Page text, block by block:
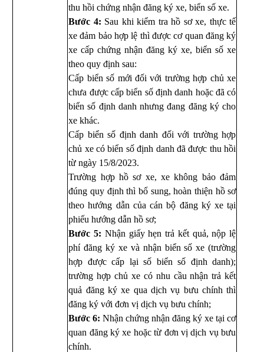
thu hồi chứng nhận đăng ký xe, biển số xe.
Bước 4: Sau khi kiểm tra hồ sơ xe, thực tế
xe đảm bảo hợp lệ thì được cơ quan đăng ký
xe cấp chứng nhận đăng ký xe, biển số xe
theo quy định sau:
Cấp biển số mới đối với trường hợp chủ xe
chưa được cấp biển số định danh hoặc đã có
biển số định danh nhưng đang đăng ký cho
xe khác.
Cấp biển số định danh đối với trường hợp
chủ xe có biển số định danh đã được thu hồi
từ ngày 15/8/2023.
Trường hợp hồ sơ xe, xe không bảo đảm
đúng quy định thì bổ sung, hoàn thiện hồ sơ
theo hướng dẫn của cán bộ đăng ký xe tại
phiếu hướng dẫn hồ sơ;
Bước 5: Nhận giấy hẹn trả kết quả, nộp lệ
phí đăng ký xe và nhận biển số xe (trường
hợp được cấp lại số biển số định danh);
trường hợp chủ xe có nhu cầu nhận trả kết
quả đăng ký xe qua dịch vụ bưu chính thì
đăng ký với đơn vị dịch vụ bưu chính;
Bước 6: Nhận chứng nhận đăng ký xe tại cơ
quan đăng ký xe hoặc từ đơn vị dịch vụ bưu
chính.